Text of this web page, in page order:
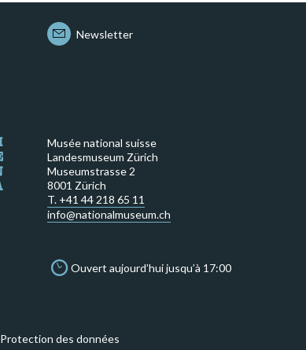
Newsletter
Musée national suisse
Landesmuseum Zürich
Museumstrasse 2
8001 Zürich
T. +41 44 218 65 11
info@nationalmuseum.ch
Ouvert aujourd’hui jusqu’à 17:00
Protection des données